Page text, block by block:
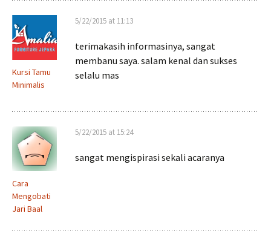
Kursi Tamu
Minimalis
5/22/2015 at 11:13
terimakasih informasinya, sangat
membanu saya. salam kenal dan sukses
selalu mas
Cara
Mengobati
Jari Baal
5/22/2015 at 15:24
sangat mengispirasi sekali acaranya